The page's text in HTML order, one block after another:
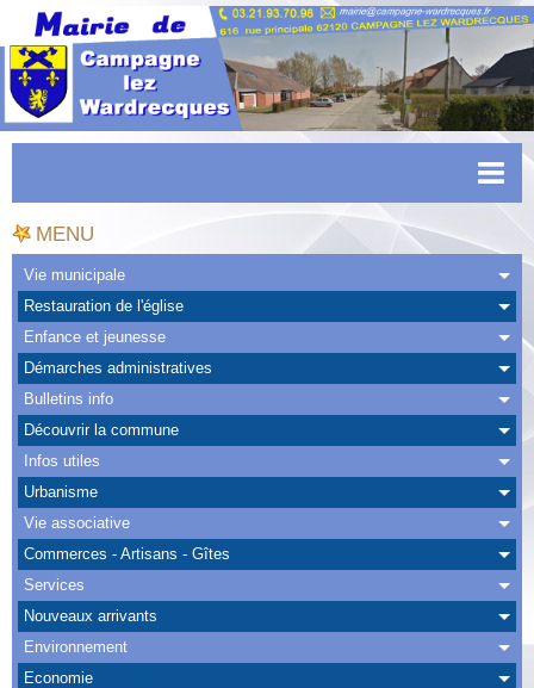
Accueil
Actualités
Facebook
CAPSO
Urbanisme
Transports
Agenda
Albums
Nous Contacter
MENU
Vie municipale
Restauration de l'église
Enfance et jeunesse
Démarches administratives
Bulletins info
Découvrir la commune
Infos utiles
Urbanisme
Vie associative
Commerces - Artisans - Gîtes
Services
Nouveaux arrivants
Environnement
Economie